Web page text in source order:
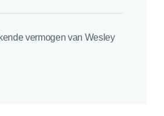
vermogen van Wesley